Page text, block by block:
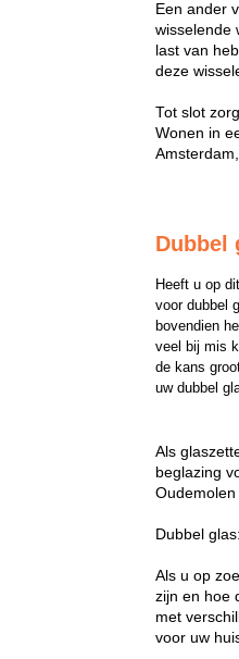
Een ander
wisselende
last van
deze
Tot slot
Wonen in
Dubbel
Heeft u op
voor dubbel
bovendien
veel bij mis
de kans
uw dubbel
Als
beglazing
Oudemolen
Dubbel
Als u op
zijn en hoe
met
voor uw